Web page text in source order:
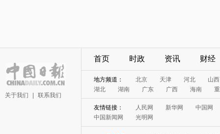
关于我们 联系我们
首页 时政 资讯 财经
地方频道： 北京 天津 河北
山西
湖北
湖南 广东 广西 海南
友情链接： 人民网 新华网
中国网
中国新闻网
光明网